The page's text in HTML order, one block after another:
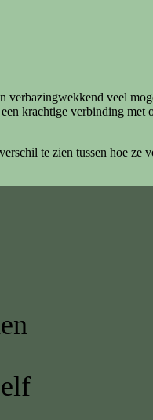
verbazingwekkend veel
krachtige verbinding met
te zien tussen hoe ze